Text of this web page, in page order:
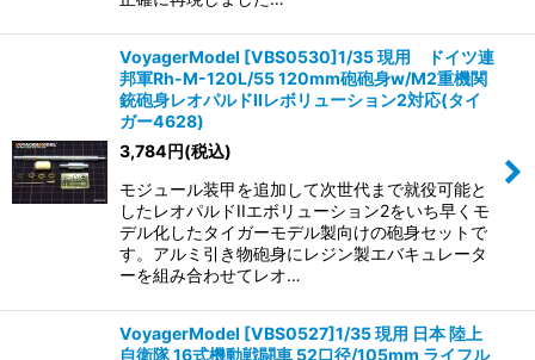
VoyagerModel [VBS0530]1/35 現用 ドイツ連
邦軍Rh-M-120L/55 120mm砲砲身w/M2重機関
銃砲身レオパルドIIレボリューション2対応(タイ
ガー4628)
3,784円(税込)
モジュール装甲を追加して次世代まで就役可能と
したレオパルドIIエボリューション2をいち早くモ
デル化したタイガーモデル製向けの砲身セットで
す。アルミ引き物砲身にレジン製エバキュレータ
ーを組み合わせてレオ…
VoyagerModel [VBS0527]1/35 現用 日本 陸上
自衛隊 16式機動戦闘車 52口径/105mm ライフル